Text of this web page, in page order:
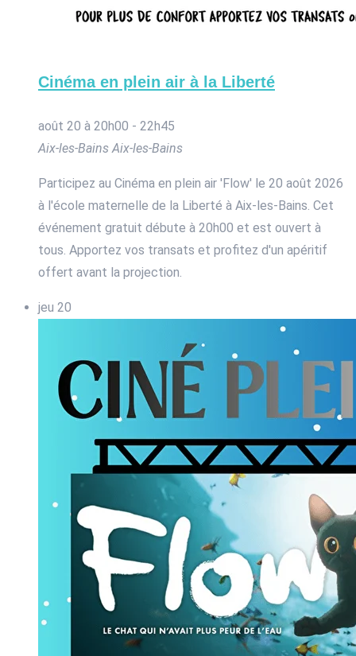
Cinéma en plein air à la Liberté
août 20 à 20h00 - 22h45
Aix-les-BainsAix-les-Bains
Participez au Cinéma en plein air 'Flow' le 20 août 2026
à l'école maternelle de la Liberté à Aix-les-Bains. Cet
événement gratuit débute à 20h00 et est ouvert à
tous. Apportez vos transats et profitez d'un apéritif
offert avant la projection.
jeu 20